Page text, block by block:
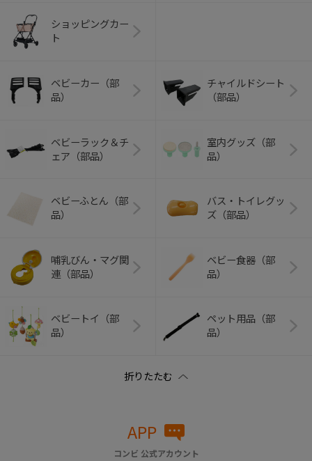
ショッピングカー
ト
ベビーカー（部
品）
チャイルドシート
（部品）
ベビーラック＆チ
ェア（部品）
室内グッズ（部
品）
ベビーふとん（部
品）
バス・トイレグッ
ズ（部品）
哺乳びん・マグ関
連（部品）
ベビー食器（部
品）
ベビートイ（部
品）
ペット用品（部
品）
APP
コンビ 公式アカウント